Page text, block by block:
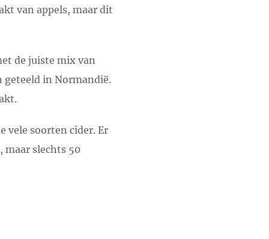
van appels, maar dit
de juiste mix van
geteeld in Normandië.
vele soorten cider. Er
maar slechts 50